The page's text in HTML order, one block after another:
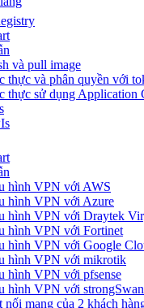
và pull image
thực và phân quyền với
thực sử dụng Application
hình VPN với AWS
hình VPN với Azure
hình VPN với Draytek
hình VPN với Fortinet
hình VPN với Google
hình VPN với mikrotik
hình VPN với pfsense
hình VPN với strongSwan
nối mạng của 2 khách